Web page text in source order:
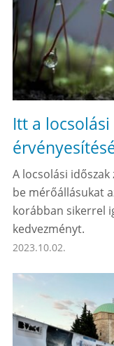
Itt a
A locsolási
be mérőállásukat
korábban sikerrel
kedvezményt.
2023.10.02.